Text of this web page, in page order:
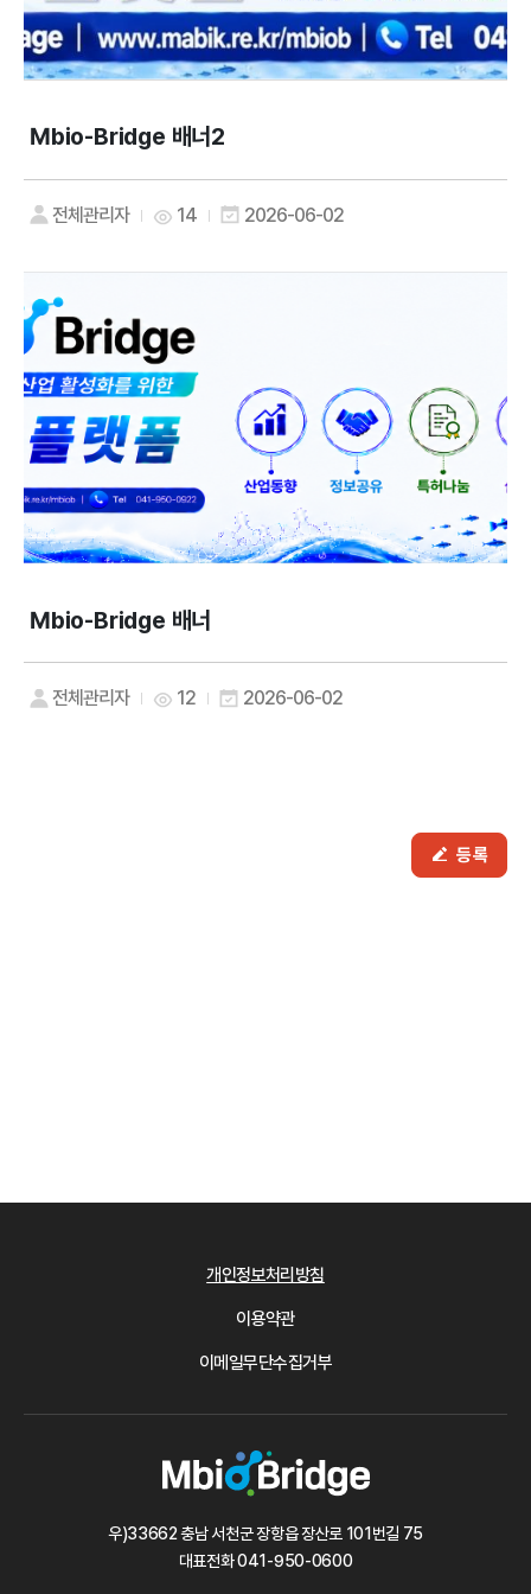
Mbio-Bridge 배너2
전체관리자 14 2026-06-02
Mbio-Bridge 배너
전체관리자 12 2026-06-02
등록
개인정보처리방침
이용약관
이메일무단수집거부
우)33662 충남 서천군 장항읍 장산로 101번길 75
대표전화041-950-0600